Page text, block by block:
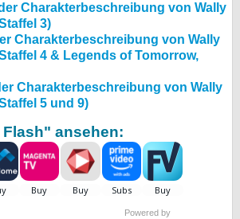
Charakterbeschreibung von Wally
3)
Charakterbeschreibung von Wally
4 & Legends of Tomorrow,
Charakterbeschreibung von Wally
5 und 9)
Flash" ansehen:
Powered by